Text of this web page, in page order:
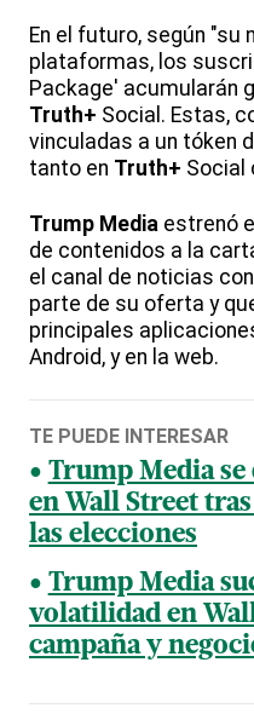
En el futuro, según "su
plataformas, los
Package' acumularán
Truth+ Social. Estas,
vinculadas a un tóken
tanto en Truth+ Social
Trump Media estrenó
de contenidos a la
el canal de noticias
parte de su oferta y
principales
Android, y en la web.
TE PUEDE INTERESAR
Trump Media se
en Wall Street
las elecciones
Trump Media
volatilidad en
campaña y